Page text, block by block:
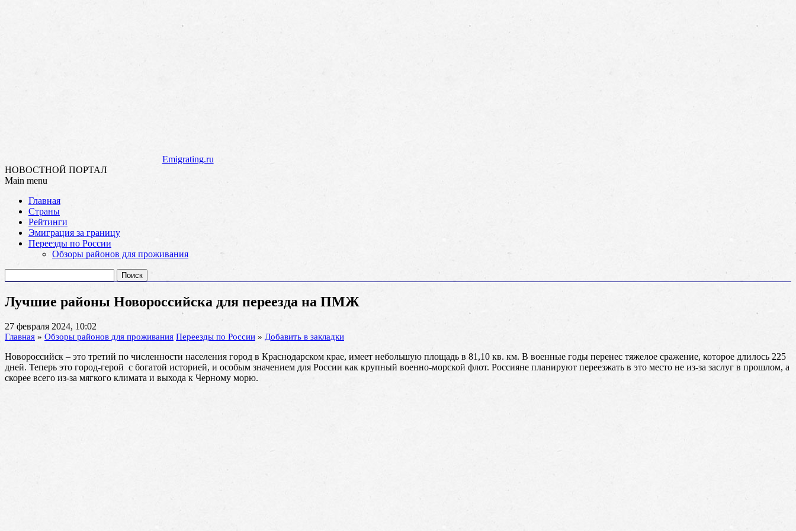
Emigrating.ru
НОВОСТНОЙ ПОРТАЛ
Main menu
content
Главная
Страны
Рейтинги
Эмиграция за границу
Переезды по России
Обзоры районов для проживания
Лучшие районы Новороссийска для переезда на ПМЖ
27 февраля 2024, 10:02
Главная » Обзоры районов для проживания Переезды по России » Добавить в закладки
Новороссийск – это третий по численности населения город в Краснодарском крае, имеет небольшую площадь в 81,10 кв. км. В военные годы перенес тяжелое сражение, которое длилось 225
дней. Теперь это город-герой с богатой историей, и особым значением для России как крупный военно-морской флот. Россияне планируют переезжать в это место не из-за заслуг в прошлом, а
скорее всего из-за мягкого климата и выхода к Черному морю.